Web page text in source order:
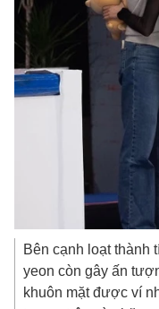
Bên cạnh loạt thành
yeon còn gây ấn
khuôn mặt được ví